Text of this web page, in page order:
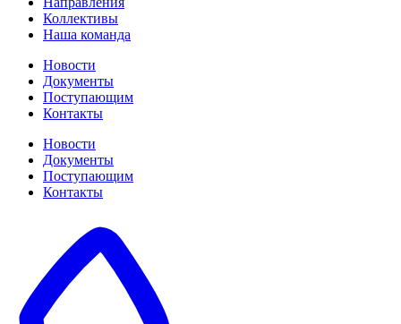
Коллективы
Наша команда
Новости
Документы
Поступающим
Контакты
Новости
Документы
Поступающим
Контакты